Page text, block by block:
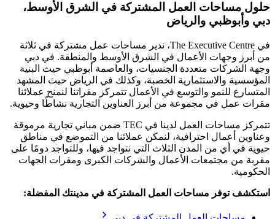
حلول مساحات العمل المشتركة في الشرق الأوسط،
دبي وأبوظبي والرياض
في The Executive Centre، ندير مساحات عمل مشتركة في ثلاثة
من أبرز وجهات الأعمال في الشرق الأوسط والمنطقة. في دبي
وجهة الشركات متعددة الجنسيات، والعاصمة أبوظبي حيث البنية
المؤسسية والاستثمارية الخصبة، وكذلك في الرياض حيث المشهد
المتسارع للنمو والتوسع في الأعمال تتمركز مقراتنا لنمنح عملائنا
مقرات عمل في مجموعة من أبرز العناوين التجارية نشاطًا وحيوية.
تتمركز مساحات العمل لدينا في TEC ضمن مباني تجارية مرموقة
وعناوين أعمال احترافية، لنمكن عملائنا من التموضع في مناطق
حيوية في أي من المدن الثلاث التي نتواجد فيها، وللتواجد دومًا على
مقربة من مجتمعات الأعمال والشركات الكبرى ومقرات الجهات
الحكومية.
استكشف توفر مساحات العمل المشتركة في مدينتك المفضلة: